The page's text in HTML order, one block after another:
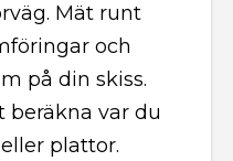
Mät runt
och
på din skiss.
beräkna var du
plattor.